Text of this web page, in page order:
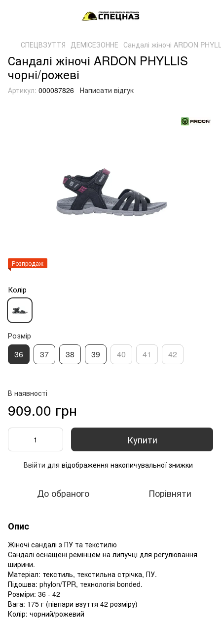
СПЕЦВЗУТТЯ ДЕМІСЕЗОННЕ Сандалі жіночі ARDON
Сандалі жіночі ARDON PHYLLIS
чорні/рожеві
Артикул: 000087826 Написати відгук
Розпродаж
Колір
Розмір
36 37 38 39 40 41 42
В наявності
909.00 грн
Купити
Ввійти для відображення накопичувальної знижки
До обраного Порівняти
Опис
Жіночі сандалі з ПУ та текстилю
Сандалі оснащені ремінцем на липучці для регулювання
ширини.
Матеріал: текстиль, текстильна стрічка, ПУ.
Підошва: phylon/TPR, технологія bonded.
Розміри: 36 - 42
Вага: 175 г (півпари взуття 42 розміру)
Колір: чорний/рожевий